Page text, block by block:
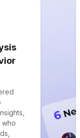
who